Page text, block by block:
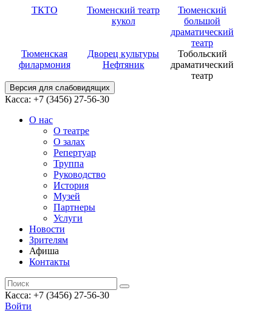
ТКТО
Тюменский театр
кукол
Тюменский
большой
драматический
театр
Тюменская
филармония
Дворец культуры
Нефтяник
Тобольский
драматический
театр
Версия для слабовидящих
Касса: +7 (3456) 27-56-30
О нас
О театре
О залах
Репертуар
Труппа
Руководство
История
Музей
Партнеры
Услуги
Новости
Зрителям
Афиша
Контакты
Касса: +7 (3456) 27-56-30
Войти